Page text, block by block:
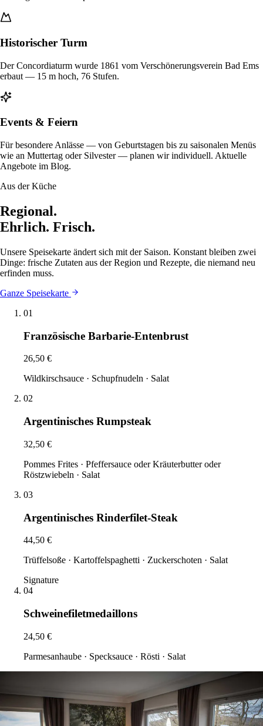
Historischer Turm
Der Concordiaturm wurde 1861 vom Verschönerungsverein Bad Ems
erbaut — 15 m hoch, 76 Stufen.
Events & Feiern
Für besondere Anlässe — von Geburtstagen bis zu saisonalen Menüs
wie an Muttertag oder Silvester — planen wir individuell. Aktuelle
Angebote im Blog.
Aus der Küche
Regional.
Ehrlich. Frisch.
Unsere Speisekarte ändert sich mit der Saison. Konstant bleiben zwei
Dinge: frische Zutaten aus der Region und Rezepte, die niemand neu
erfinden muss.
Ganze Speisekarte
01
Französische Barbarie-Entenbrust
26,50 €
Wildkirschsauce · Schupfnudeln · Salat
02
Argentinisches Rumpsteak
32,50 €
Pommes Frites · Pfeffersauce oder Kräuterbutter oder
Röstzwiebeln · Salat
03
Argentinisches Rinderfilet-Steak
44,50 €
Trüffelsoße · Kartoffelspaghetti · Zuckerschoten · Salat
Signature
04
Schweinefiletmedaillons
24,50 €
Parmesanhaube · Specksauce · Rösti · Salat